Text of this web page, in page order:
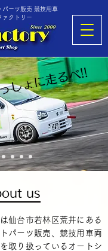
パーツ販売 競技用車
ァクトリー
しょに走るべ!!
us
仙台市若林区荒井にある
パーツ販売、競技用車両
取り扱っているオートシ